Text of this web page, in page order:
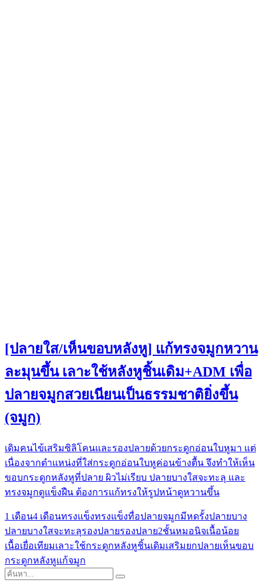
[ปลายใส/เห็นขอบหลังหู] แก้ทรงจมูกหวาน
ละมุนขึ้น เลาะใช้หลังหูชิ้นเดิม+ADM เพื่อ
ปลายจมูกสวยเนียนเป็นธรรมชาติยิ่งขึ้น
(จมูก)
เดิมคนไข้​เสริมซิลิโคน​และรองปลายด้วยกระดู​ก​อ่อนใบหูมา แต่
เนื่องจากตำแหน่งที่ใส่กระดูก​อ่อนใบหู​ค่อนข้างตื้น​ จึงทำให้เห็น
ขอบกระดู​กหลังหูที่ปลาย ผิวไม่เรียบ ปลายบางใสจะทะลุ​ และ
ทรงจมูกดูแข็งฝืน​ ต้องการแก้ทรงให้รูปหน้าดูหวานขึ้น
1 เดือน4 เดือนทรงแข็งทรงแข็งทื่อปลายจมูกมีหดรั้งปลายบาง
ปลายบางใสจะทะลุรองปลายรองปลาย2ชั้นหมอนิจเนื้อน้อย
เนื้อเยื่อเทียมเลาะใช้กระดูกหลังหูชิ้นเดิมเสริมยกปลายเห็นขอบ
กระดูกหลังหูแก้จมูก